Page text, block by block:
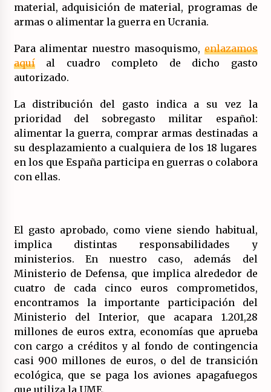
Actos en Valencia y Alicante contra la
represión del activismo por Palestina.
material, adquisición de material, programas de
armas o alimentar la guerra en Ucrania.
Para alimentar nuestro masoquismo, enlazamos
aquíal cuadro completo de dicho gasto
autorizado.
La distribución del gasto indica a su vez la
prioridad del sobregasto militar español:
alimentar la guerra, comprar armas destinadas a
su desplazamiento a cualquiera de los 18 lugares
en los que España participa en guerras o colabora
con ellas.
El gasto aprobado, como viene siendo habitual,
implica distintas responsabilidades y
ministerios. En nuestro caso, además del
Ministerio de Defensa, que implica alrededor de
cuatro de cada cinco euros comprometidos,
encontramos la importante participación del
Ministerio del Interior, que acapara 1.201,28
millones de euros extra, economías que aprueba
con cargo a créditos y al fondo de contingencia
casi 900 millones de euros, o del de transición
ecológica, que se paga los aviones apagafuegos
que utiliza la UME.